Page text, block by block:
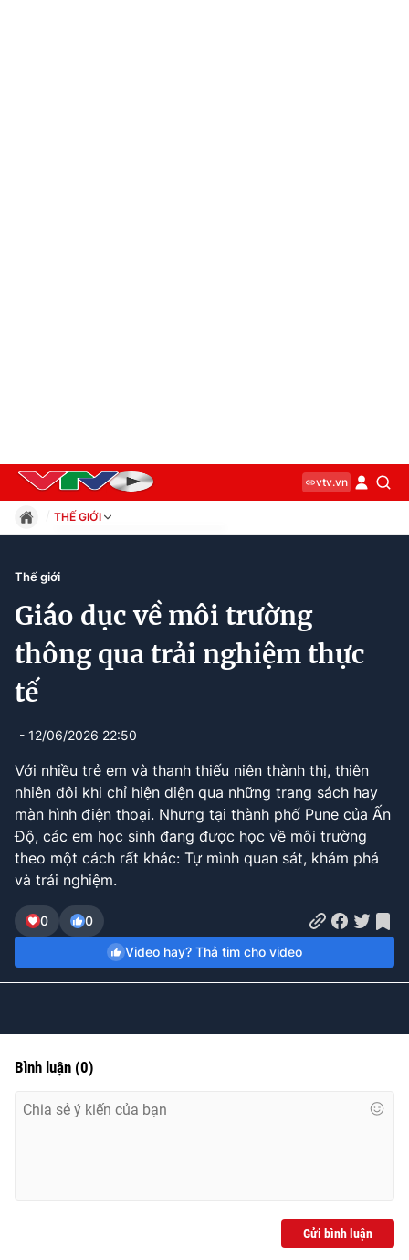
vtv.vn
THẾ GIỚI
Xã hội
Thế giới
Công nghệ
Current
Time
0:07 Duration
2:13
Thế giới
Giáo dục về môi trường
thông qua trải nghiệm thực
tế
- 12/06/2026 22:50
Với nhiều trẻ em và thanh thiếu niên thành thị, thiên
nhiên đôi khi chỉ hiện diện qua những trang sách hay
màn hình điện thoại. Nhưng tại thành phố Pune của Ấn
Độ, các em học sinh đang được học về môi trường
theo một cách rất khác: Tự mình quan sát, khám phá
và trải nghiệm.
0
0
Video hay? Thả tim cho video
Bình luận (0)
Gửi bình luận